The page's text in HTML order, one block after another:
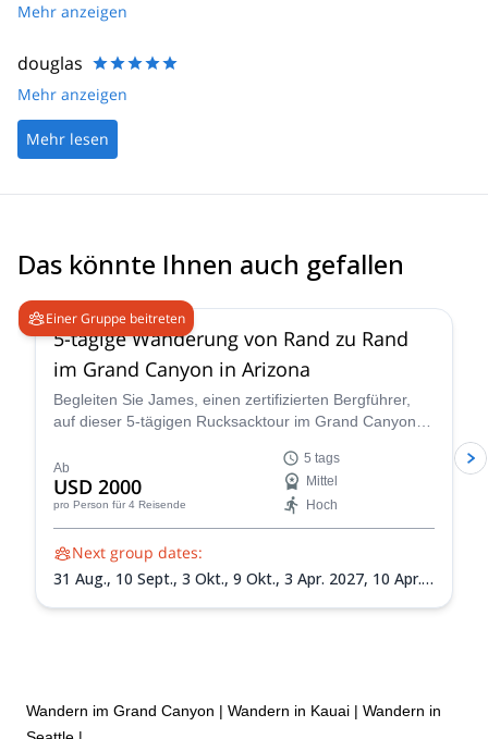
Mehr anzeigen
douglas
Mehr anzeigen
Mehr lesen
Das könnte Ihnen auch gefallen
Einer Gruppe beitreten
5.0
5-tägige Wanderung von Rand zu Rand
im Grand Canyon in Arizona
Begleiten Sie James, einen zertifizierten Bergführer,
auf dieser 5-tägigen Rucksacktour im Grand Canyon!
Hand erleben.
Ab
USD 2000
pro Person für 4 Reisende
5 tags
Mittel
Hoch
Next group dates:
31 Aug., 10 Sept., 3 Okt., 9 Okt., 3 Apr. 2027, 10 Apr.
Wandern im Grand Canyon | Wandern in Kauai | Wandern in